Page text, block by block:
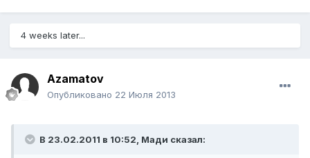
4 weeks later...
Azamatov
Опубликовано 22 Июля 2013
В 23.02.2011 в 10:52, Мади сказал: